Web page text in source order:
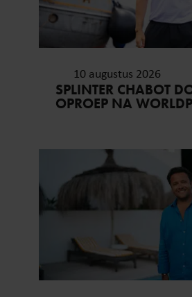
10 augustus 2026
SPLINTER CHABOT
OPROEP NA